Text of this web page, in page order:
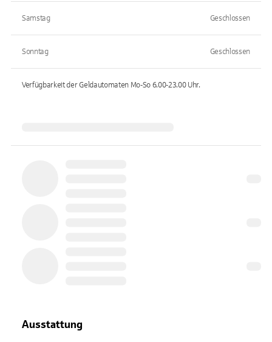
Samstag Geschlossen
Sonntag Geschlossen
Verfügbarkeit der Geldautomaten Mo-So 6.00-23.00Uhr.
Ausstattung